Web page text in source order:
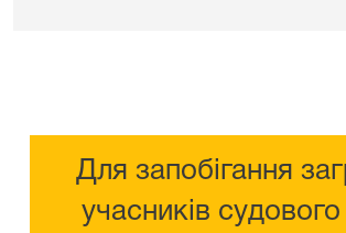
Для запобігання
учасників